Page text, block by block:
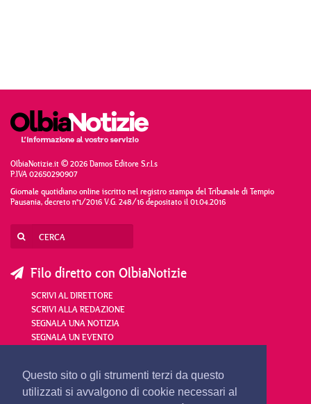
Questo sito o gli strumenti terzi da questo
utilizzati si avvalgono di cookie necessari al
OlbiaNotizie.it © 2026 Damos Editore S.r.l.s
P.IVA 02650290907
Giornale quotidiano online iscritto nel registro stampa del Tribunale di Tempio
Pausania, decreto n°1/2016 V.G. 248/16 depositato il 01.04.2016
Filo diretto con OlbiaNotizie
SCRIVI AL DIRETTORE
SCRIVI ALLA REDAZIONE
SEGNALA UNA NOTIZIA
SEGNALA UN EVENTO
redazione@olbianotizie.it